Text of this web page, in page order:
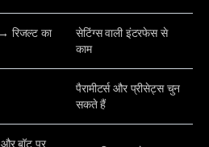
रिजल्ट का
सेटिंग्स वाली इंटरफेस से
काम
पैरामीटर्स और प्रीसेट्स चुन
सकते हैं
बॉट पर